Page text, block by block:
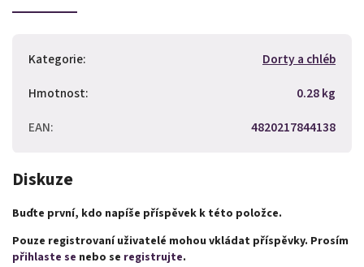
Kategorie:
Dorty a chléb
Hmotnost:
0.28 kg
EAN: 4820217844138
Diskuze
Buďte první, kdo napíše příspěvek k této položce.
Pouze registrovaní uživatelé mohou vkládat příspěvky. Prosím
přihlaste se nebo se registrujte.